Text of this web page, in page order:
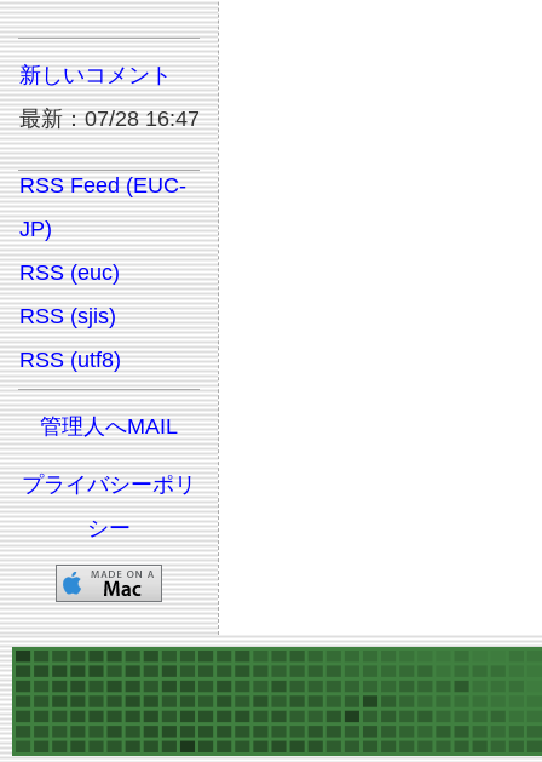
新しいコメント
最新：07/28 16:47
RSS Feed (EUC-
JP)
RSS (euc)
RSS (sjis)
RSS (utf8)
管理人へMAIL
プライバシーポリ
シー